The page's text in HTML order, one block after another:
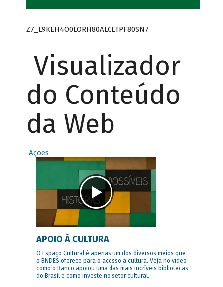
Z7_L9KEH4O0LORH80ALCLTPF80SN7
Visualizador
do Conteúdo
da Web
Ações
APOIO À CULTURA
O Espaço Cultural é apenas um dos diversos meios que
o BNDES oferece para o acesso à cultura. Veja no vídeo
como o Banco apoiou uma das mais incríveis bibliotecas
do Brasil e como investe no setor cultural.